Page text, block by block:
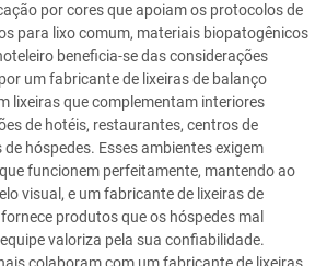
por cores que apoiam os protocolos de
para lixo comum, materiais biopatogênicos
beneficia-se das considerações
um fabricante de lixeiras de balanço
lixeiras que complementam interiores
de hotéis, restaurantes, centros de
hóspedes. Esses ambientes exigem
funcionem perfeitamente, mantendo ao
visual, e um fabricante de lixeiras de
produtos que os hóspedes mal
valoriza pela sua confiabilidade.